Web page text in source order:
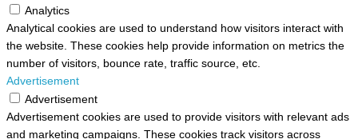
Analytics
Analytical cookies are used to understand how visitors interact with
the website. These cookies help provide information on metrics the
number of visitors, bounce rate, traffic source, etc.
Advertisement
Advertisement
Advertisement cookies are used to provide visitors with relevant ads
and marketing campaigns. These cookies track visitors across